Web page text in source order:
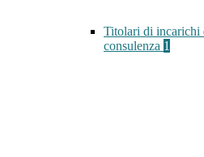
Titolari di incarichi
consulenza 1